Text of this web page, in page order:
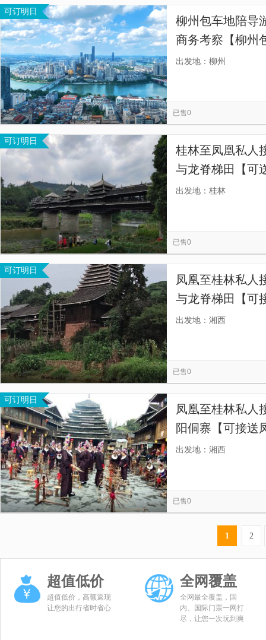
可订明日
柳州包车地陪导
商务考察【柳州
送旅游展会商务
出发地：柳州
已售0
可订明日
桂林至凤凰私人
与龙脊梯田【可
站 可前往龙脊
出发地：桂林
已售0
可订明日
凤凰至桂林私人
与龙脊梯田【可
站 可送至龙脊
出发地：湘西
已售0
可订明日
凤凰至桂林私人
阳侗寨【可接送
可送至龙脊梯田
出发地：湘西
已售0
1 2
超值低价
超值低价，高额返现
让您的出行省时省心
全网覆盖
全网最全覆盖，国
内、国际门票一网打
尽，让您一次玩到爽